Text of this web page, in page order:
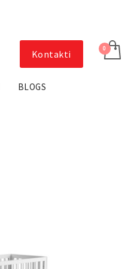
Kontakti
BLOGS